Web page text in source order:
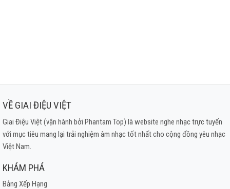
VỀ GIAI ĐIỆU VIỆT
Giai Điệu Việt (vận hành bởi Phantam Top) là website nghe nhạc trực tuyến
với mục tiêu mang lại trải nghiệm âm nhạc tốt nhất cho cộng đồng yêu nhạc
Việt Nam.
KHÁM PHÁ
Bảng Xếp Hạng